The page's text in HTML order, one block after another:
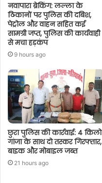
नवापारा ब्रेकिंग: लल्ला के
ठिकानों पर पुलिस की दबिश,
पेट्रोल और वाहन सहित कई
सामग्री जप्त, पुलिस की कार्यवाही
से मचा हड़कंप
9 hours ago
छुरा पुलिस की कार्रवाई: 4 किलो
गांजा के साथ दो तस्कर गिरफ्तार,
बाइक और मोबाइल जब्त
21 hours ago